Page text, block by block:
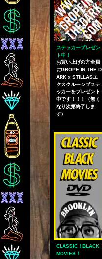
ステッカープレゼン
ト中！
お買い上げの方全員
にGROPE IN THE D
ARK x STILLASエ
クスクルーシブステ
ッカーをプレゼント
中です！！！（無く
なり次第終了しま
す）
CLASSIC！BLACK
MOVIES！